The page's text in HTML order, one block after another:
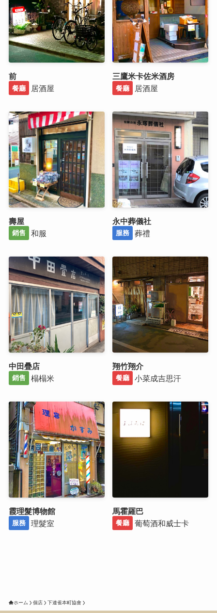
前
餐廳 居酒屋
三鷹米卡佐米酒房
餐廳 居酒屋
壽屋
銷售 和服
永中葬儀社
服務 葬禮
中田疊店
銷售 榻榻米
翔竹翔介
餐廳 小菜成吉思汗
霞理髮博物館
服務 理髮室
馬霍羅巴
餐廳 葡萄酒和威士卡
ホーム 個店 下連雀本町協會